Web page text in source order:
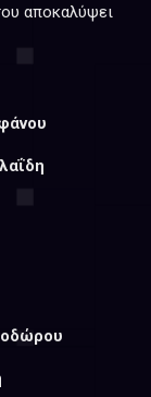
αποκαλύψει